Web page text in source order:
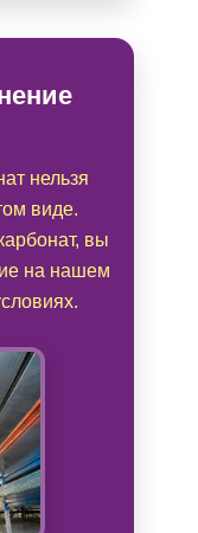
нельзя
виде.
вы
на нашем